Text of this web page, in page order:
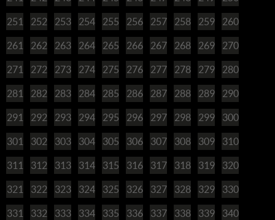
251 252 253 254 255 256 257 258 259 260
261 262 263 264 265 266 267 268 269 270
271 272 273 274 275 276 277 278 279 280
281 282 283 284 285 286 287 288 289 290
291 292 293 294 295 296 297 298 299 300
301 302 303 304 305 306 307 308 309 310
311 312 313 314 315 316 317 318 319 320
321 322 323 324 325 326 327 328 329 330
331 332 333 334 335 336 337 338 339 340